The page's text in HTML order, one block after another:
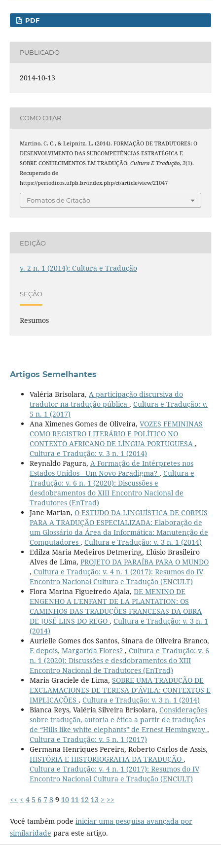
PDF
PUBLICADO
2014-10-13
COMO CITAR
Martino, C. C., & Leipnitz, L. (2014). FORMAÇÃO DE TRADUTORES: O
DESENVOLVIMENTO DAS SUBCOMPETÊNCIAS ESTRATÉGICA E
SOBRE CONHECIMENTOS EM TRADUÇÃO. Cultura E Tradução, 2(1).
Recuperado de
https://periodicos.ufpb.br/index.php/ct/article/view/21047
Fomatos de Citação
EDIÇÃO
v. 2 n. 1 (2014): Cultura e Tradução
SEÇÃO
Resumos
Artigos Semelhantes
Valéria Brisolara, A participação discursiva do
tradutor na tradução pública , Cultura e Tradução: v.
5 n. 1 (2017)
Ana Ximenes Gomes de Oliveira, VOZES FEMININAS
COMO REGISTRO LITERÁRIO E POLÍTICO NO
CONTEXTO AFRICANO DE LÍNGUA PORTUGUESA ,
Cultura e Tradução: v. 3 n. 1 (2014)
Reynaldo Pagura, A Formação de Intérpretes nos
Estados Unidos - Um Novo Paradigma? , Cultura e
Tradução: v. 6 n. 1 (2020): Discussões e
desdobramentos do XIII Encontro Nacional de
Tradutores (EnTrad)
Jane Marian, O ESTUDO DA LINGUÍSTICA DE CORPUS
PARA A TRADUÇÃO ESPECIALIZADA: Elaboração de
um Glossário da Área da Informática: Manutenção de
Computadores , Cultura e Tradução: v. 3 n. 1 (2014)
Edilza Maria Medeiros Detmering, Elúsio Brasileiro
Alves de Lima, PROJETO DA PARAÍBA PARA O MUNDO
, Cultura e Tradução: v. 4 n. 1 (2017): Resumos do IV
Encontro Nacional Cultura e Tradução (ENCULT)
Flora Marina Figueiredo Ajala, DE MENINO DE
ENGENHO A L'ENFANT DE LA PLANTATION: OS
CAMINHOS DAS TRADUÇÕES FRANCESAS DA OBRA
DE JOSÉ LINS DO REGO , Cultura e Tradução: v. 3 n. 1
(2014)
Aurielle Gomes dos Santos, Sinara de Oliveira Branco,
E depois, Margarida Flores? , Cultura e Tradução: v. 6
n. 1 (2020): Discussões e desdobramentos do XIII
Encontro Nacional de Tradutores (EnTrad)
Maria Graciele de Lima, SOBRE UMA TRADUÇÃO DE
EXCLAMACIONES DE TERESA D’ÁVILA: CONTEXTOS E
IMPLICAÇÕES , Cultura e Tradução: v. 3 n. 1 (2014)
Bianca Reys, Valéria Silveira Brisolara, Considerações
sobre tradução, autoria e ética a partir de traduções
de “Hills like white elephants” de Ernest Hemingway ,
Cultura e Tradução: v. 5 n. 1 (2017)
Germana Henriques Pereira, Roberto Carlos de Assis,
HISTÓRIA E HISTORIOGRAFIA DA TRADUÇÃO ,
Cultura e Tradução: v. 4 n. 1 (2017): Resumos do IV
Encontro Nacional Cultura e Tradução (ENCULT)
<< < 4 5 6 7 8 9 10 11 12 13 > >>
Você também pode iniciar uma pesquisa avançada por
similaridade para este artigo.